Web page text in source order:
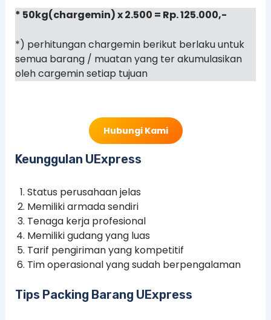
* 50kg(chargemin) x 2.500 = Rp. 125.000,-
*) perhitungan chargemin berikut berlaku untuk
semua barang / muatan yang ter akumulasikan
oleh cargemin setiap tujuan
Hubungi Kami
Keunggulan UExpress
Status perusahaan jelas
Memiliki armada sendiri
Tenaga kerja profesional
Memiliki gudang yang luas
Tarif pengiriman yang kompetitif
Tim operasional yang sudah berpengalaman
Tips Packing Barang UExpress